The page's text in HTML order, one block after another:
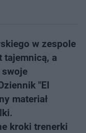
w zespole
tajemnicą, a
swoje
"El
materiał
kroki trenerki